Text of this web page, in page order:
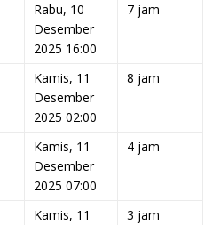
Rabu, 10
Desember
2025 16:00
7 jam
Kamis, 11
Desember
2025 02:00
8 jam
Kamis, 11
Desember
2025 07:00
4 jam
Kamis, 11
3 jam